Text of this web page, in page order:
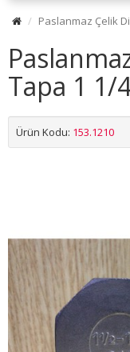
Paslanmaz Çelik
Tapa 1 1/
Ürün Kodu: 153.1210